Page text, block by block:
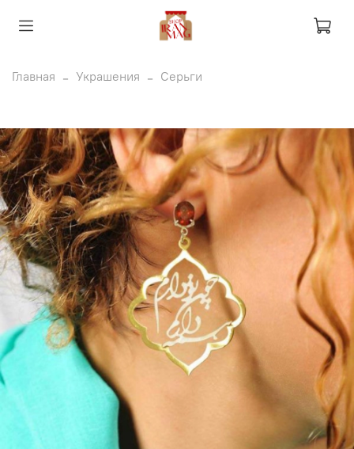
Главная Украшения Серьги